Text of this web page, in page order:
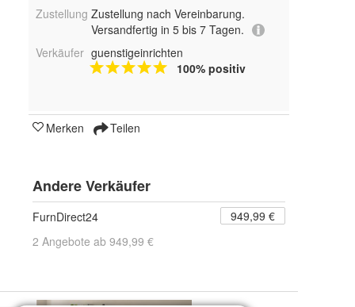
Zustellung Zustellung nach Vereinbarung.
Versandfertig in 5 bis 7 Tagen.
Verkäufer guenstigeinrichten
100% positiv
Merken Teilen
Andere Verkäufer
FurnDirect24
949,99 €
2 Angebote ab 949,99 €